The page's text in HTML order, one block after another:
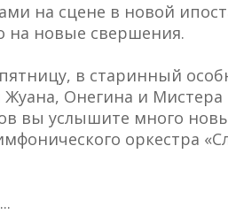
на сцене в новой
на новые свершения.
в старинный
Онегина и
вы услышите много
оркестра